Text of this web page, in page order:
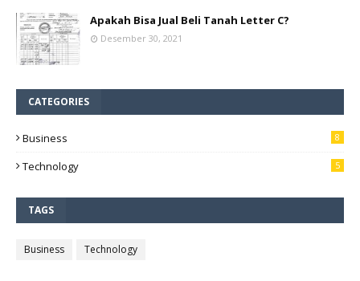
Apakah Bisa Jual Beli Tanah Letter C?
Desember 30, 2021
CATEGORIES
Business 8
Technology 5
TAGS
Business Technology